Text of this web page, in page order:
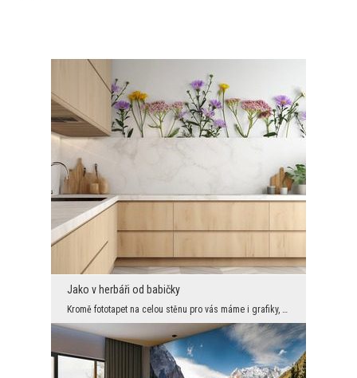
Jako v herbáři od babičky
Kromě fototapet na celou stěnu pro vás máme i grafiky, které najdou uplatnění všude tam, kde zdán...